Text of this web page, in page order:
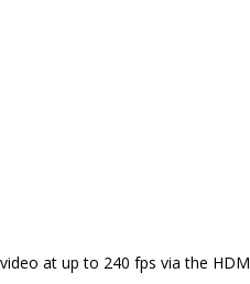
at up to 240 fps via the